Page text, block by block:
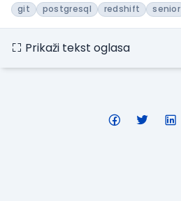
git postgresql redshift senior
Prikaži tekst oglasa